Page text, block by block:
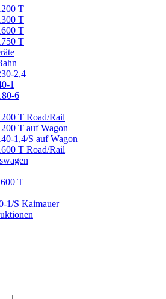
T
T
T
T
2,4
1
6
T Road/Rail
T auf Wagon
1,4/S auf Wagon
T Road/Rail
T
1/S Kaimauer